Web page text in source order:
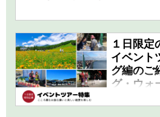
催行が決
の中から
るコース
す。「◇月
催行決定
にお休み
間に合う
１日限定
イベント
グ編のご
グ・ウォ
クラブ
グ～｜ク